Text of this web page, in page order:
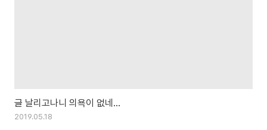
글 날리고나니 의욕이 없네...
2019.05.18